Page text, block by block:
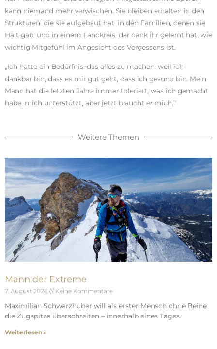
kann niemand mehr verwischen. Sie bleiben erhalten in den
Strukturen, die sie aufgebaut hat, in den Familien, denen sie
Halt gab, und in einem Landkreis, der dank ihr gelernt hat, wie
wichtig Mitgefühl im Angesicht des Vergessens ist.
„Ich hatte ein Bedürfnis, das alles zu machen, weil ich
dankbar bin, dass es mir gut geht, dass ich gesund bin. Mein
Mann hat die letzten Jahre immer toleriert, was ich gemacht
habe, mich unterstützt, aber jetzt braucht ermich.“
Weitere Themen
Mann der Extreme
7. August 2026 Keine Kommentare
Maximilian Schwarzhuber will als erster Mensch ohne Beine
die Zugspitze überschreiten – innerhalb eines Tages.
Weiterlesen »